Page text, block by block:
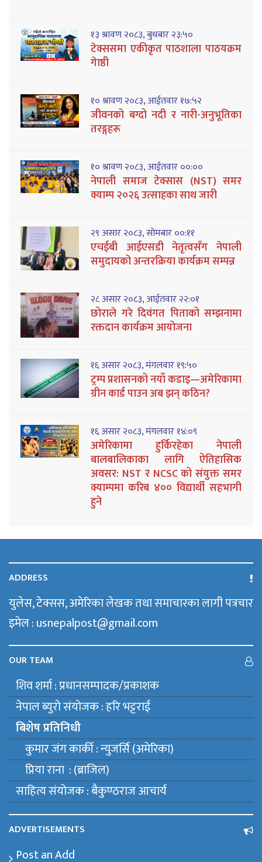
१३ श्रावण २०८३, बुधबार २३:५०
टेक्ससमा एकीकृत पाठशाला पाठयक्रम
गेाष्ठी
१० श्रावण २०८३, आईतवार १७:५२
जीवनको बग्दो नदी र नारी-अनुभूतिका
तरङ्गहरू
१० श्रावण २०८३, आईतवार ००:००
नेपाली समाज टेक्सास (NST) समर
क्याम्प २०२६ उत्साहका साथ जारी
२९ असार २०८३, सोमबार ००:११
एचईबी आईएसडी नेतृत्वसँग नेपाली
समुदायको अन्तरक्रिया कार्यक्रम सम्पन्न
२८ असार २०८३, आईतवार २२:०१
छोराले गरे दिवंगत पिताको सम्झनामा
रक्तदान कार्यक्रम आयोजना
१६ असार २०८३, मंगलवार १९:५०
ट्रम्प प्रशासनको नयाँ कडाइ—अमेरिकामा
ग्रीन कार्ड पाउन अब झन् कठिन?
१६ असार २०८३, मंगलवार १४:०९
अमेरिकामा हुर्किरहेका नेपाली
बालबालिकाका लागि ऐतिहासिक
अवसर: NST र NCSC को संयुक्त समर
क्याम्पमा करिब ४०० विद्यार्थी सहभागी
हुने
ADDRESS
युलेस, टेक्सस, अमेरिका लेखक तथा समाचारका लागी पत्रचार
इमेल : usnepalpost@gmail.com
OUR TEAM
शिव शर्मा : प्रधानसम्पादक/प्रकाशक
नेपाल ब्युराे संयाेजक : हरि भट्टराई
बिशेष प्रतिनिधी
कुमार जंग कार्की : न्युजर्सि (अमेरिका)
प्रिया राना : (ब्राजिल)
साहित्य संयाेजक : बैकुण्ठराज आचार्य
ADVERTISEMENTS
Post an Add